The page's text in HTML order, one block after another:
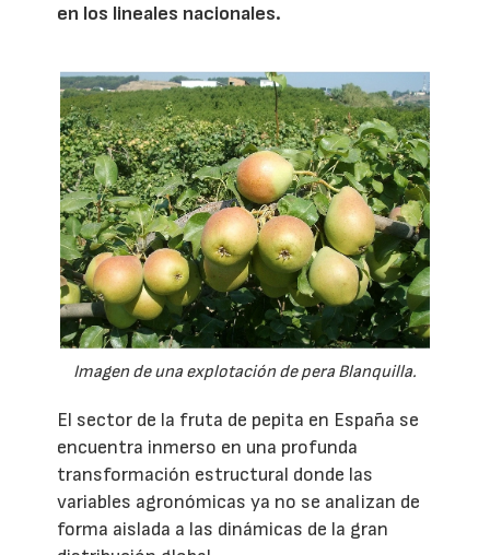
en los lineales nacionales.
Imagen de una explotación de pera Blanquilla.
El sector de la fruta de pepita en España se
encuentra inmerso en una profunda
transformación estructural donde las
variables agronómicas ya no se analizan de
forma aislada a las dinámicas de la gran